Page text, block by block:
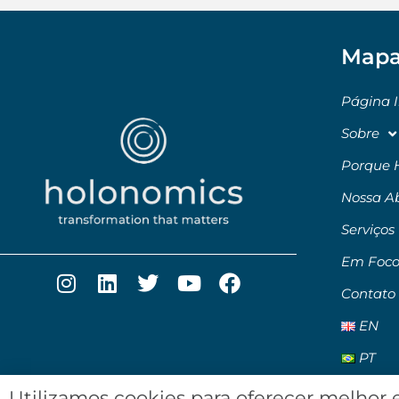
Página
Sobre
Porque
Nossa
Serviços
Em Foco
Contato
EN
PT